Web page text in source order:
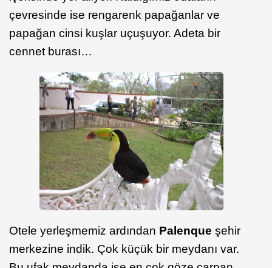
çevresinde ise rengarenk papağanlar ve
papağan cinsi kuşlar uçuşuyor. Adeta bir
cennet burası…
Otele yerleşmemiz ardından Palenque şehir
merkezine indik. Çok küçük bir meydanı var.